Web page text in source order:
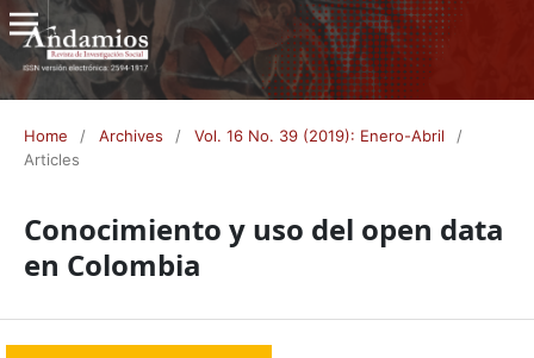
Home / Archives / Vol. 16 No. 39 (2019): Enero-Abril
/
Articles
Conocimiento y uso del open data
en Colombia